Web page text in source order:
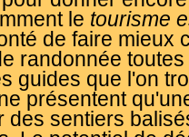
le tourisme
de faire mieux
randonnée
guides que l'on
présentent
des sentiers